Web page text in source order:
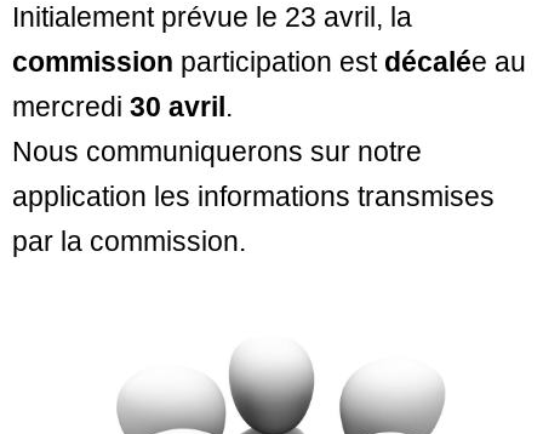
Initialement prévue le 23 avril, la
commission participation est décalée au
mercredi 30 avril .
Nous communiquerons sur notre
application les informations transmises
par la commission.